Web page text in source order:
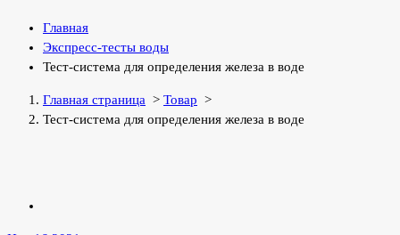
Главная
Экспресс-тесты воды
Тест-система для определения железа в воде
Главная страница > Товар >
Тест-система для определения железа в воде